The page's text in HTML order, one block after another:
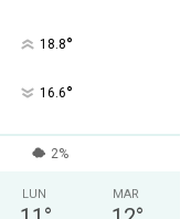
18.8°
16.6°
2%
LUN MAR